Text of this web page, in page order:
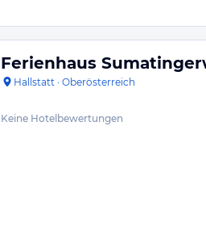
Ferienhaus
Hallstatt · Oberösterreich
Keine Hotelbewertungen